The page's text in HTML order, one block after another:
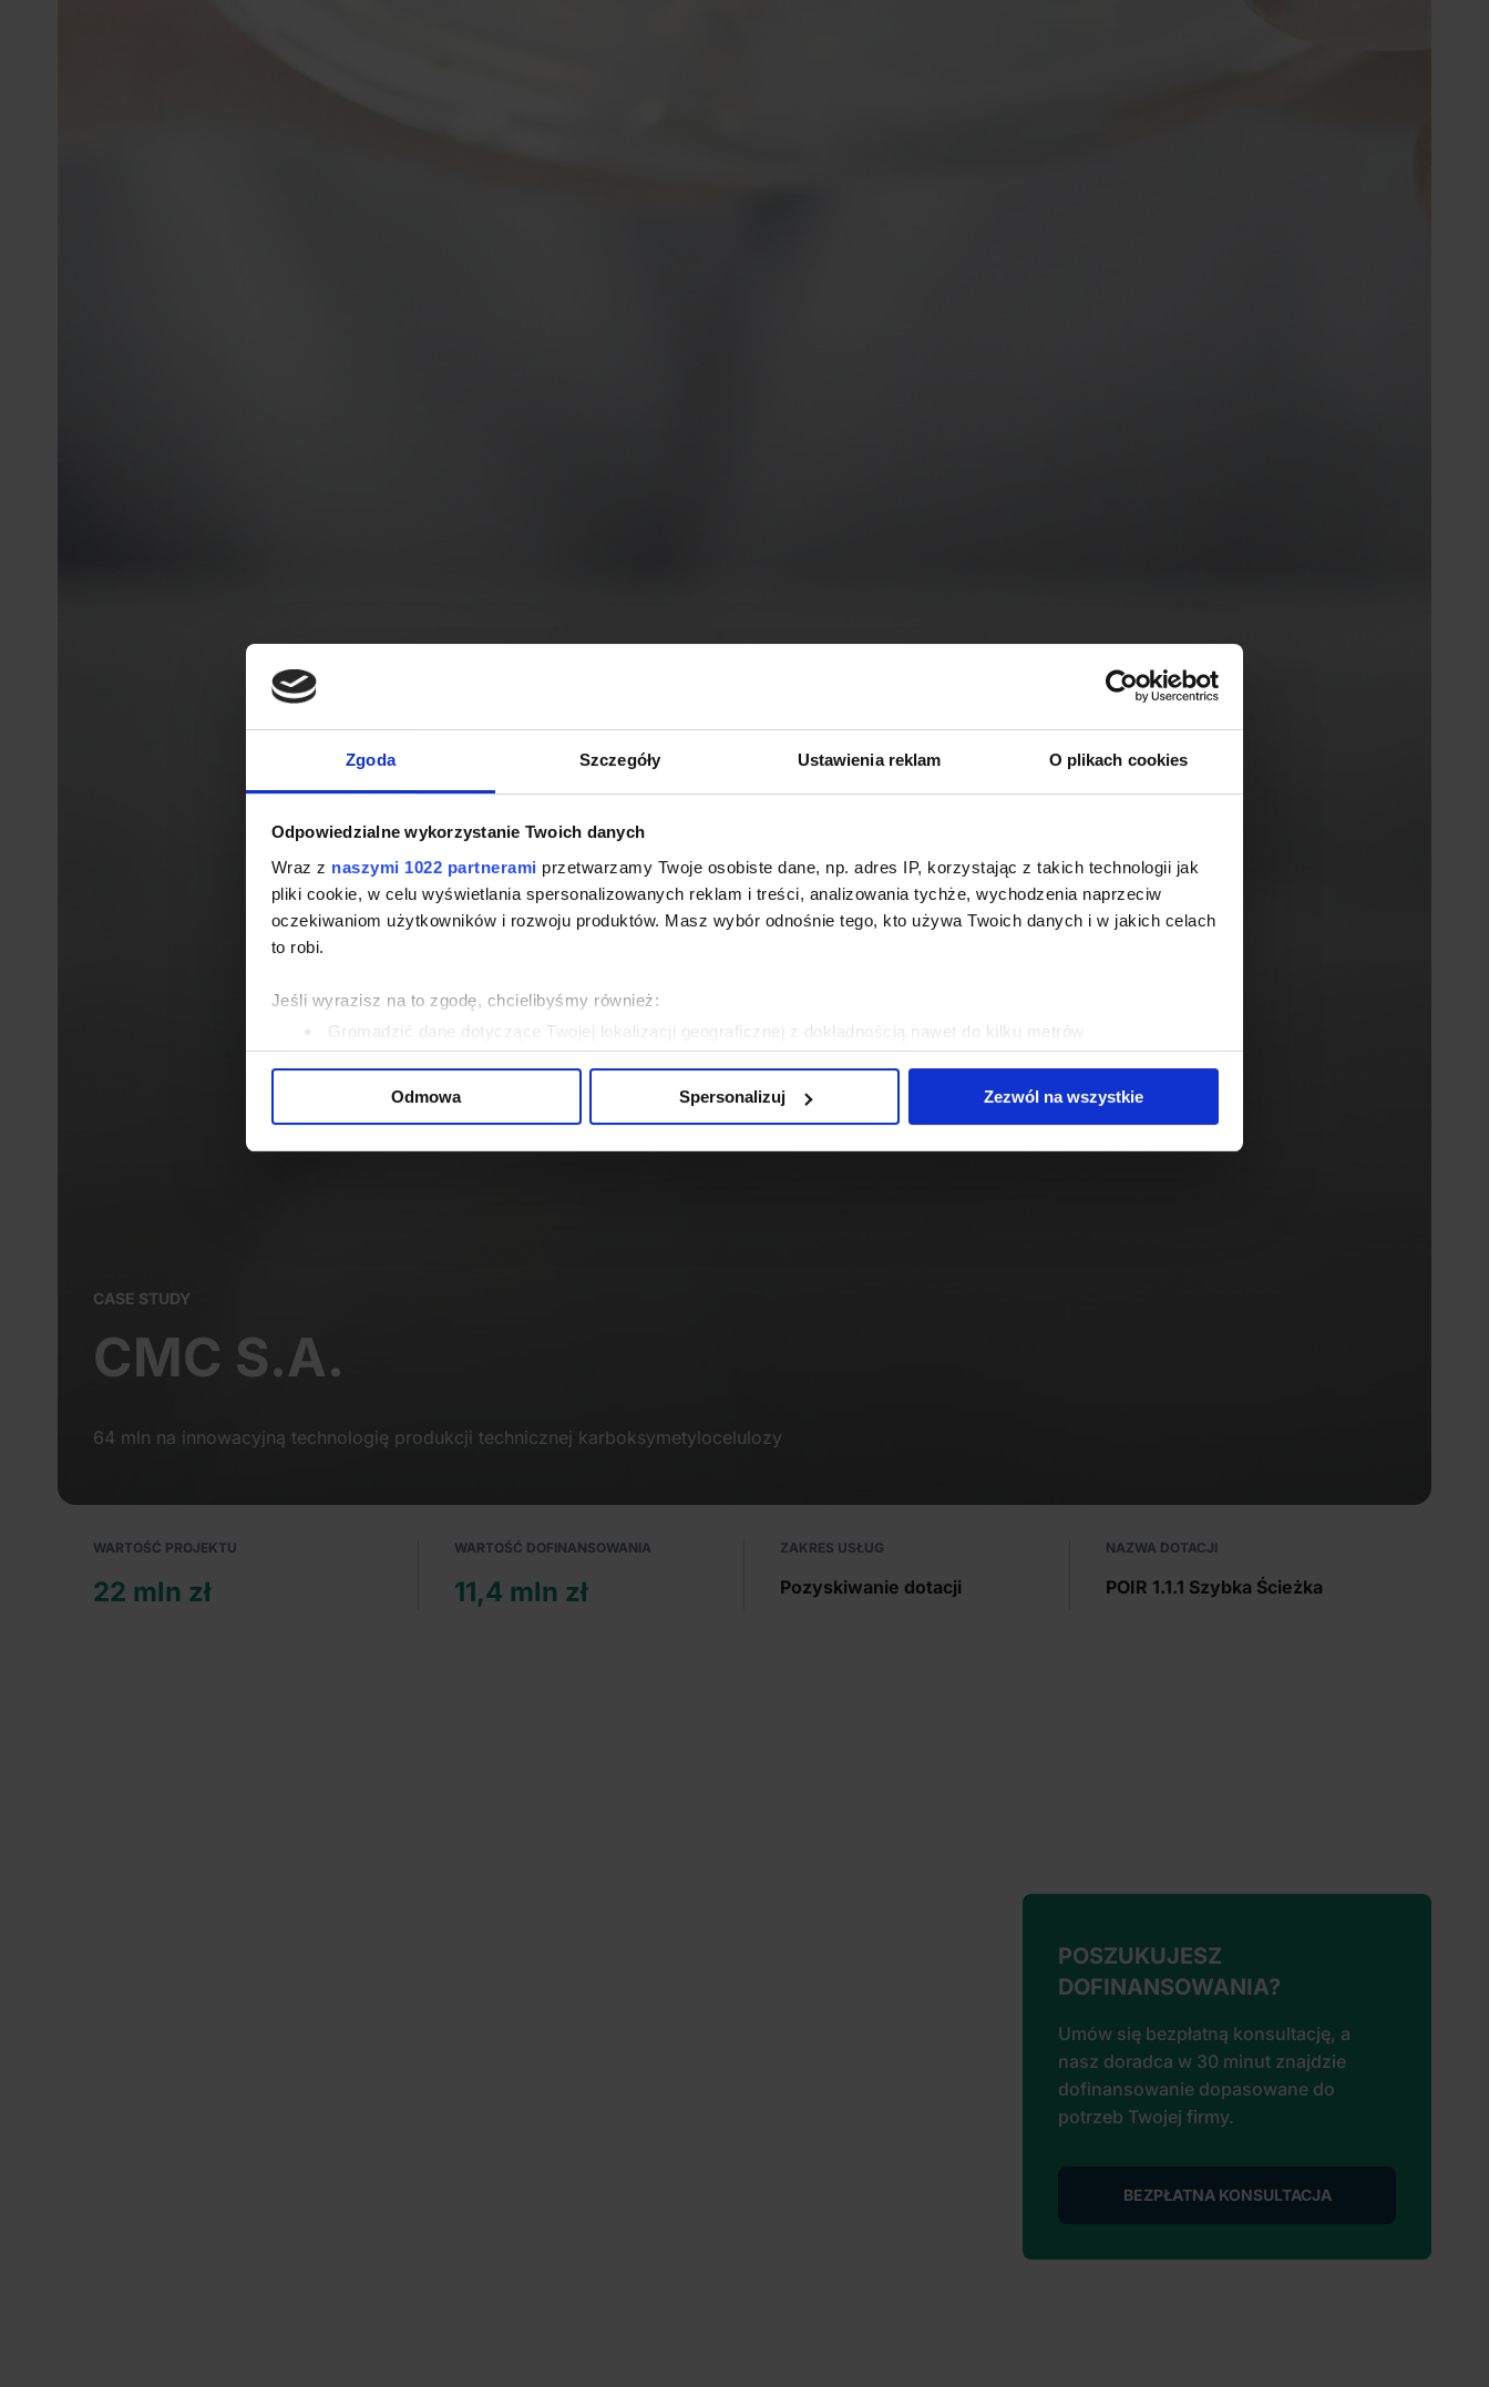
Zgoda Szczegóły Ustawienia reklam O plikach cookies
Odpowiedzialne wykorzystanie Twoich danych
Wraz z naszymi 1022 partnerami przetwarzamy Twoje osobiste dane, np. adres IP, korzystając z takich technologii jak
pliki cookie, w celu wyświetlania spersonalizowanych reklam i treści, analizowania tychże, wychodzenia naprzeciw
oczekiwaniom użytkowników i rozwoju produktów. Masz wybór odnośnie tego, kto używa Twoich danych i w jakich celach
to robi.
Jeśli wyrazisz na to zgodę, chcielibyśmy również:
Gromadzić dane dotyczące Twojej lokalizacji geograficznej z dokładnością nawet do kilku metrów
Identyfikować Twoje urządzenie, aktywnie analizując charakteryzującego je zbiory danych (fingerprinting, czyli
Odmowa Spersonalizuj Zezwól na wszystkie
CASE STUDY
CMC S.A.
64 mln na innowacyjną technologię produkcji technicznej karboksymetylocelulozy
WARTOŚĆ PROJEKTU
22 mln zł
WARTOŚĆ DOFINANSOWANIA
11,4 mln zł
ZAKRES USŁUG
Pozyskiwanie dotacji
NAZWA DOTACJI
POIR 1.1.1 Szybka Ścieżka
POSZUKUJESZ
DOFINANSOWANIA?
Umów się bezpłatną konsultację, a
nasz doradca w 30 minut znajdzie
dofinansowanie dopasowane do
potrzeb Twojej firmy.
BEZPŁATNA KONSULTACJA